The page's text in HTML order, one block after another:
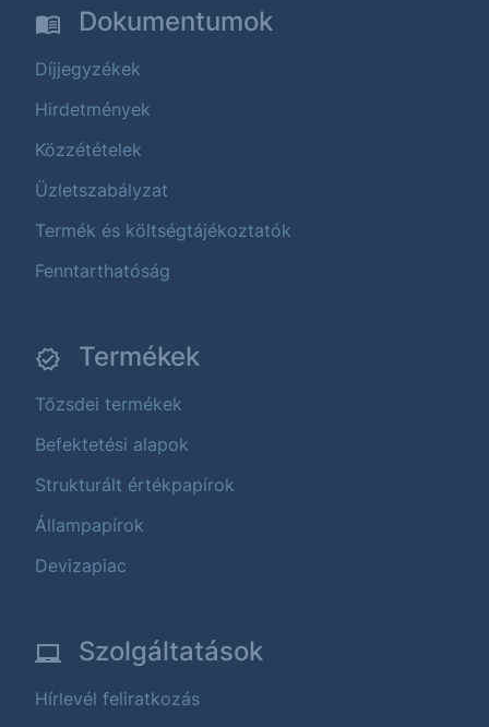
Dokumentumok
Díjjegyzékek
Hirdetmények
Közzétételek
Üzletszabályzat
Termék és költségtájékoztatók
Fenntarthatóság
Termékek
Tőzsdei termékek
Befektetési alapok
Strukturált értékpapírok
Állampapírok
Devizapiac
Szolgáltatások
Hírlevél feliratkozás